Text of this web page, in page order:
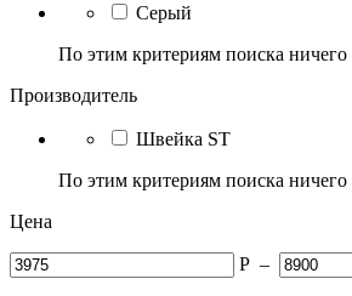
Серый
По этим критериям поиска ничего
Производитель
Швейка ST
По этим критериям поиска ничего
Цена
Р –